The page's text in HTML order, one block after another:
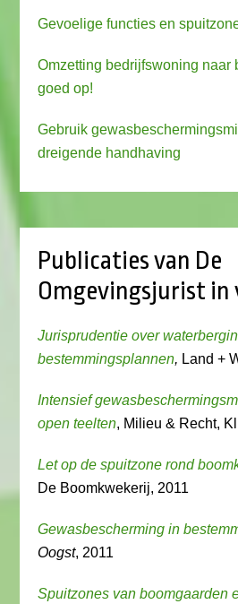
Gevoelige functies en
Omzetting bedrijfswoning naar
goed op!
Gebruik
dreigende handhaving
Publicaties van De
Omgevingsjurist in
Jurisprudentie over
bestemmingsplannen, Land +
Intensief
open teelten, Milieu & Recht,
Let op de spuitzone rond
De Boomkwekerij, 2011
Gewasbescherming in
Oogst, 2011
Spuitzones van boomgaarden